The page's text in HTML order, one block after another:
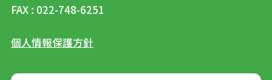
FAX : 022-748-6251
個人情報保護方針